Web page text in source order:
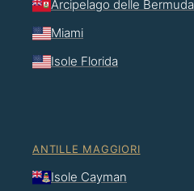
Arcipelago delle Bermuda
Miami
Isole Florida
ANTILLE MAGGIORI
Isole Cayman